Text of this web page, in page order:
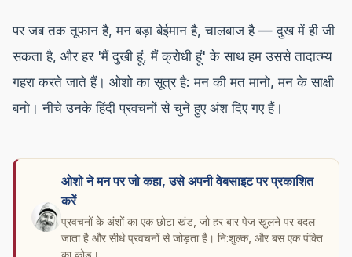
पर जब तक तूफान है, मन बड़ा बेईमान है, चालबाज है — दुख में ही जी
सकता है, और हर 'मैं दुखी हूं, मैं क्रोधी हूं' के साथ हम उससे तादात्म्य
गहरा करते जाते हैं। ओशो का सूत्र है: मन की मत मानो, मन के साक्षी
बनो। नीचे उनके हिंदी प्रवचनों से चुने हुए अंश दिए गए हैं।
ओशो ने मन पर जो कहा, उसे अपनी वेबसाइट पर प्रकाशित
करें
प्रवचनों के अंशों का एक छोटा खंड, जो हर बार पेज खुलने पर बदल
जाता है और सीधे प्रवचनों से जोड़ता है। नि:शुल्क, और बस एक पंक्ति
का कोड।